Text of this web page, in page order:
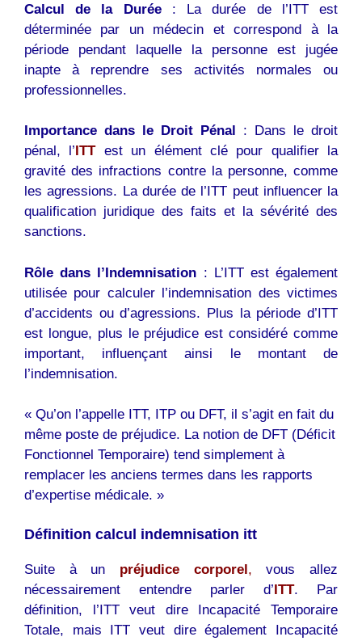
Calcul de la Durée: La durée de l’ITT est
déterminée par un médecin et correspond à la
période pendant laquelle la personne est jugée
inapte à reprendre ses activités normales ou
professionnelles.
Importance dans le Droit Pénal : Dans le droit
pénal, l’ITTest un élément clé pour qualifier la
gravité des infractions contre la personne, comme
les agressions. La durée de l’ITT peut influencer la
qualification juridique des faits et la sévérité des
sanctions.
Rôle dans l’Indemnisation : L’ITT est également
utilisée pour calculer l’indemnisation des victimes
d’accidents ou d’agressions. Plus la période d’ITT
est longue, plus le préjudice est considéré comme
important, influençant ainsi le montant de
l’indemnisation.
« Qu’on l’appelle ITT, ITP ou DFT, il s’agit en fait du
même poste de préjudice. La notion de DFT (Déficit
Fonctionnel Temporaire) tend simplement à
remplacer les anciens termes dans les rapports
d’expertise médicale. »
Définition calcul indemnisation itt
Suite à un préjudice corporel,vous allez
nécessairement entendre parler d’ITT. Par
définition, l’ITT veut dire Incapacité Temporaire
Totale, mais ITT veut dire également Incapacité